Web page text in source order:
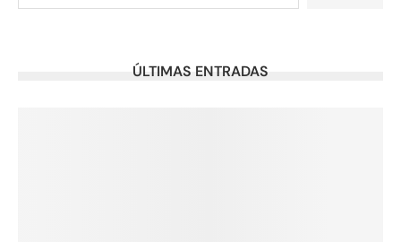
ÚLTIMAS ENTRADAS